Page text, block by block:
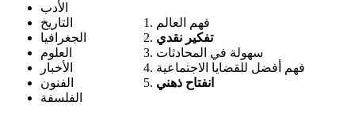
الأدب
التاريخ
الجغرافيا
العلوم
الأخبار
الفنون
الفلسفة
فهم العالم
تفكير نقدي
سهولة في المحادثات
فهم أفضل للقضايا الاجتماعية
انفتاح ذهني